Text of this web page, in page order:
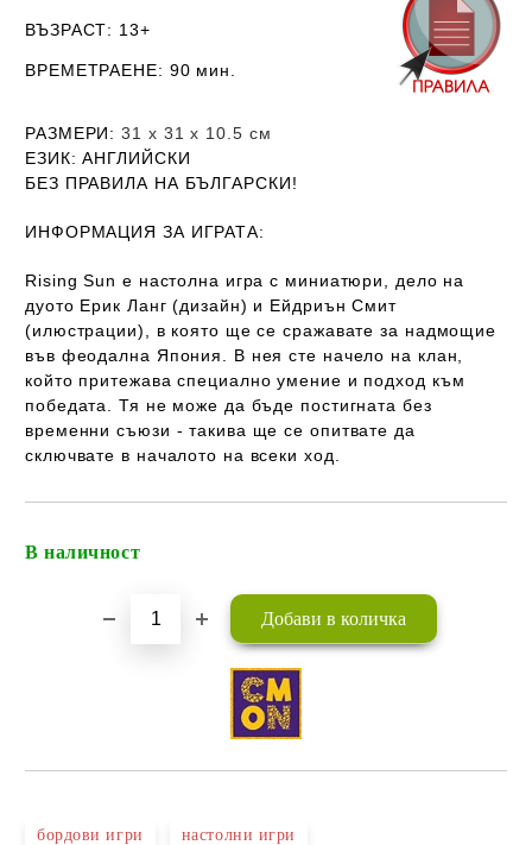
ВЪЗРАСТ: 13+
ВРЕМЕТРАЕНЕ: 90 мин.
РАЗМЕРИ:31 х 31 х 10.5 см
ЕЗИК: АНГЛИЙСКИ
БЕЗ ПРАВИЛА НА БЪЛГАРСКИ!
ИНФОРМАЦИЯ ЗА ИГРАТА:
Rising Sun е настолна игра с миниатюри, дело на
дуото Ерик Ланг (дизайн) и Ейдриън Смит
(илюстрации), в която ще се сражавате за надмощие
във феодална Япония. В нея сте начело на клан,
който притежава специално умение и подход към
победата. Тя не може да бъде постигната без
временни съюзи - такива ще се опитвате да
сключвате в началото на всеки ход.
В наличност
бордови игри настолни игри